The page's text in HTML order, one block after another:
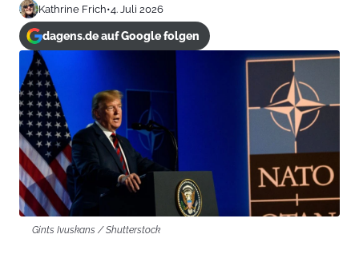
Kathrine Frich•4. Juli 2026
dagens.de auf Google folgen
Gints Ivuskans / Shutterstock